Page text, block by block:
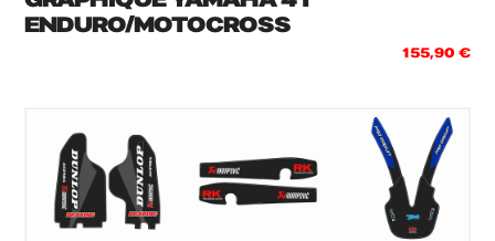
ENDURO/MOTOCROSS
155,90 €